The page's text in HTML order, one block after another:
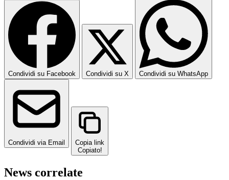
Condividi su Facebook Condividi su X Condividi su WhatsApp
Condividi via Email
Copia link
Copiato!
News correlate